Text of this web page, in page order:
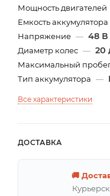
Мощность двигателей
Емкость аккумулятора
Напряжение — 48 В
Диаметр колес — 20
Максимальный
Тип аккумулятора —
Все характеристики
ДОСТАВКА
🚚